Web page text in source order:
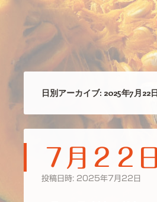
日別アーカイブ: 2025年7月22日
７月２２
投稿日時: 2025年7月22日